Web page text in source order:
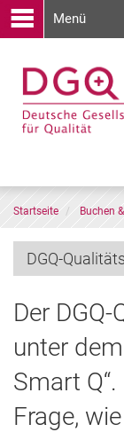
Menü
Startseite Buchen
DGQ-
Der
unter
Smart
Frage,